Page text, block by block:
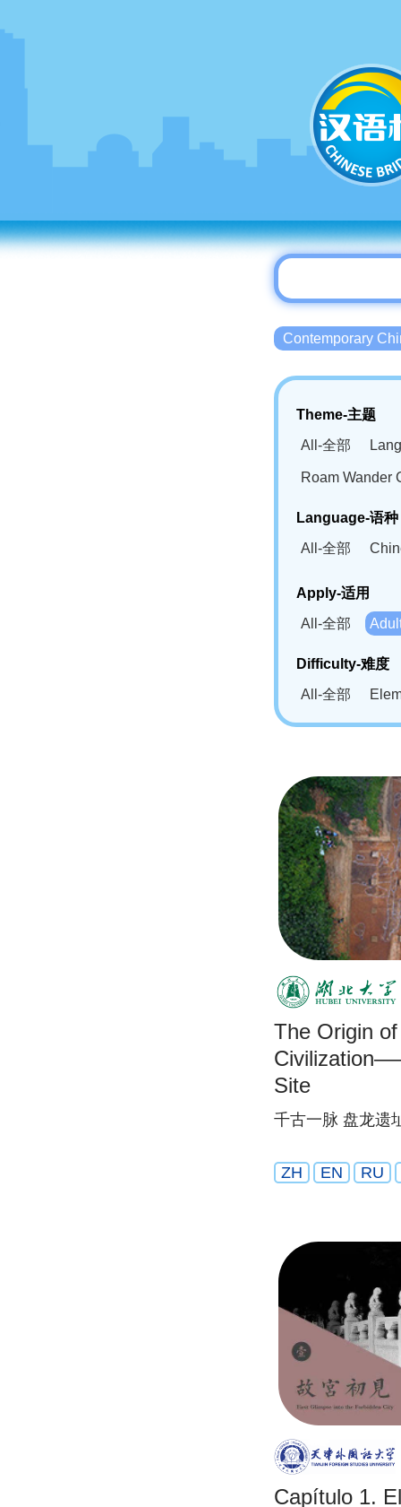
Contemporary
Theme-主题
All-全部
Roam Wander
Language-语种
All-全部
Bahasa
Swahili(SW)-
Apply-适用
All-全部
Difficulty-难度
All-全部
The Origin
Site
千古一脉 盘龙遗
ZH EN RU
Capítulo 1.